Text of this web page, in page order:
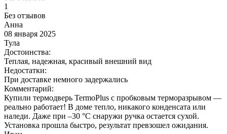
1
Без отзывов
Анна
08 января 2025
Тула
Достоинства:
Теплая, надежная, красивый внешний вид
Недостатки:
При доставке немного задержались
Комментарий:
Купили термодверь TermoPlus с пробковым терморазрывом —
реально работает! В доме тепло, никакого конденсата или
наледи. Даже при –30 °C снаружи ручка остается сухой.
Установка прошла быстро, результат превзошел ожидания.